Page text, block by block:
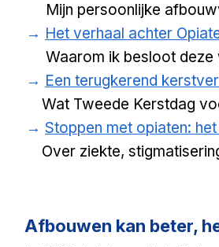
Mijn persoonlijke
→ Het verhaal achter
Waarom ik besloot
→ Een terugkerend
Wat Tweede Kerstdag
→ Stoppen met opiaten:
Over ziekte,
Afbouwen kan beter,